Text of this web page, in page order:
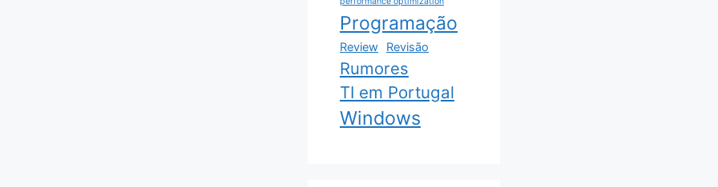
Programação
Review Revisão
Rumores
TI em Portugal
Windows